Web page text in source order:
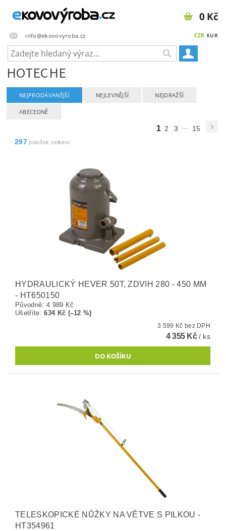
info@ekovovyroba.cz CZK EUR
0 Kč
HOTECHE
NEJPRODÁVANĚJŠÍ NEJLEVNĚJŠÍ NEJDRAŽŠÍ
ABECEDNĚ
1 2 3 ...
15
297 položek celkem
HYDRAULICKÝ HEVER 50T, ZDVIH 280 - 450 MM
- HT650150
Původně: 4 989 Kč
Ušetříte:634 Kč (–12 %)
3 599 Kč bez DPH
4 355 Kč/ ks
TELESKOPICKÉ NŮŽKY NA VĚTVE S PILKOU -
HT354961